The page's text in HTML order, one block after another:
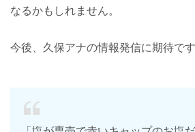
なるかもしれません。
今後、久保アナの情報発信に期待です